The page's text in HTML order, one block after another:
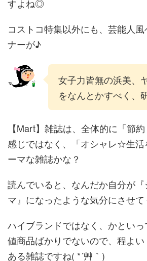
すよね◎
コストコ特集以外にも、芸能人
ナーが♪
女子力皆無の浜美、
をなんとかすべく、
【Mart】雑誌は、全体的に「節
感じではなく、「オシャレ☆生
ーマな雑誌かな？
読んでいると、なんだか自分が
マ』になったような気分にさせ
ハイブランドではなく、かとい
値商品ばかりでないので、程よ
ある雑誌ですね( *´艸｀)